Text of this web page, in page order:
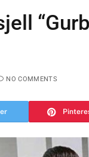
NO COMMENTS